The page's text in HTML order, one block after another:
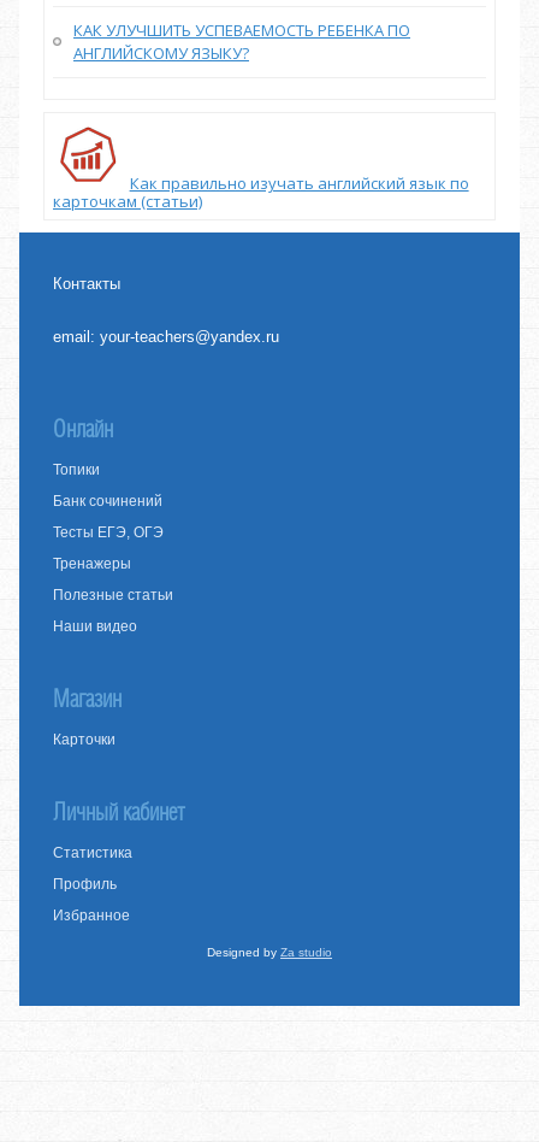
КАК УЛУЧШИТЬ УСПЕВАЕМОСТЬ РЕБЕНКА ПО
АНГЛИЙСКОМУ ЯЗЫКУ?
Как правильно изучать английский язык по
карточкам (статьи)
Контакты
email:your-teachers@yandex.ru
Онлайн
Топики
Банк сочинений
Тесты ЕГЭ, ОГЭ
Тренажеры
Полезные статьи
Наши видео
Магазин
Карточки
Личный кабинет
Статистика
Профиль
Избранное
Designed by Za studio